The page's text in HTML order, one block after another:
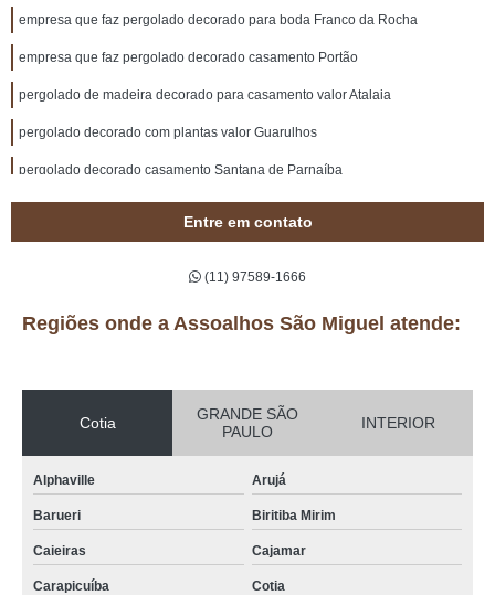
empresa que faz pergolado decorado para boda Franco da Rocha
empresa que faz pergolado decorado casamento Portão
pergolado de madeira decorado para casamento valor Atalaia
pergolado decorado com plantas valor Guarulhos
pergolado decorado casamento Santana de Parnaíba
empresa que faz pergolado decorado para casamento São Miguel
pergolado decorado para boda valor Parque São George
pergolado de madeira decorado valor Juquitiba
empresa que faz pergolado decorado com voal Suzano
pergolado de madeira decorado para casamento Lavapés
onde comprar pergolado decorado com voal Santana de Parnaíba
pergolado de madeira decorado para casamento valor Itaquaquecetuba
Entre em contato
(11) 97589-1666
Regiões onde a Assoalhos São Miguel atende:
Cotia
GRANDE SÃO
PAULO
INTERIOR
Alphaville Arujá
Barueri Biritiba Mirim
Caieiras Cajamar
Carapicuíba Cotia